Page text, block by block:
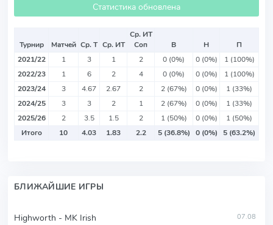
Статистика обновлена
Турнир Матчей Ср. Т Ср. ИТ
Ср. ИТ
Соп
В Н
П
2021/22
1 3 1 2 0 (0%) 0 (0%)
1 (100%)
2022/23
1 6 2 4 0 (0%) 0 (0%)
1 (100%)
2023/24
3 4.67 2.67 2 2 (67%) 0 (0%)
1 (33%)
2024/25
3 3 2 1 2 (67%) 0 (0%)
1 (33%)
2025/26
2 3.5 1.5 2 1 (50%) 0 (0%)
1 (50%)
Итого
10 4.03 1.83 2.2 5 (36.8%) 0 (0%) 5 (63.2%)
БЛИЖАЙШИЕ ИГРЫ
Highworth - MK Irish 07.08